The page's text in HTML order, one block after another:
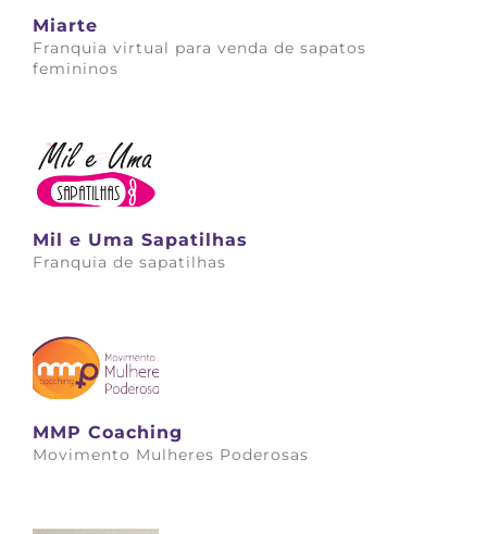
Miarte
Franquia virtual para venda de sapatos
femininos
Mil e Uma Sapatilhas
Franquia de sapatilhas
MMP Coaching
Movimento Mulheres Poderosas